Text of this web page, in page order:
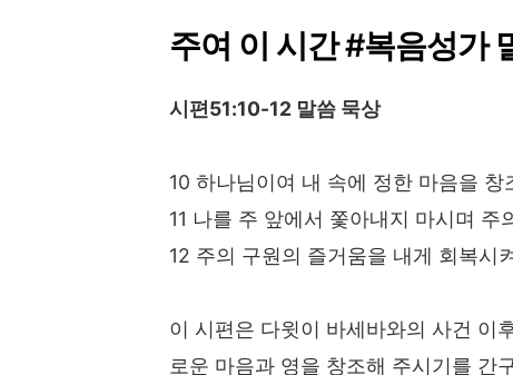
주여 이 시간 #복음성가
시편51:10-12 말씀 묵상
10 하나님이여 내 속에 정한 마음을
11 나를 주 앞에서 쫓아내지 마시며 주
12 주의 구원의 즐거움을 내게 회복시
이 시편은 다윗이 바세바와의 사건 이
로운 마음과 영을 창조해 주시기를 간